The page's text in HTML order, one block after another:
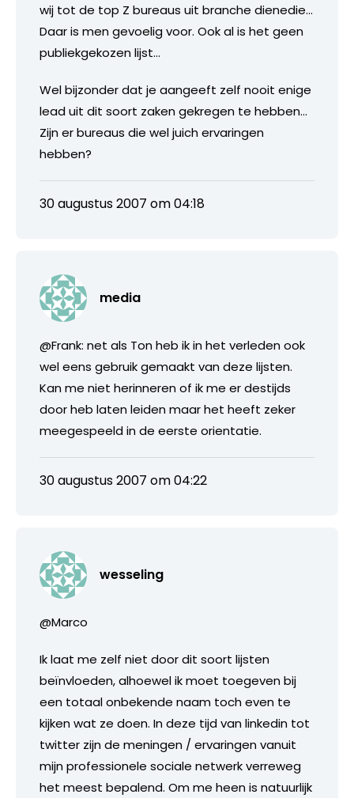
wij tot de top Z bureaus uit branche dienedie…
Daar is men gevoelig voor. Ook al is het geen
publiekgekozen lijst…
Wel bijzonder dat je aangeeft zelf nooit enige
lead uit dit soort zaken gekregen te hebben…
Zijn er bureaus die wel juich ervaringen
hebben?
30 augustus 2007 om 04:18
media
@Frank: net als Ton heb ik in het verleden ook
wel eens gebruik gemaakt van deze lijsten.
Kan me niet herinneren of ik me er destijds
door heb laten leiden maar het heeft zeker
meegespeeld in de eerste orientatie.
30 augustus 2007 om 04:22
wesseling
@Marco
Ik laat me zelf niet door dit soort lijsten
beïnvloeden, alhoewel ik moet toegeven bij
een totaal onbekende naam toch even te
kijken wat ze doen. In deze tijd van linkedin tot
twitter zijn de meningen / ervaringen vanuit
mijn professionele sociale netwerk verreweg
het meest bepalend. Om me heen is natuurlijk